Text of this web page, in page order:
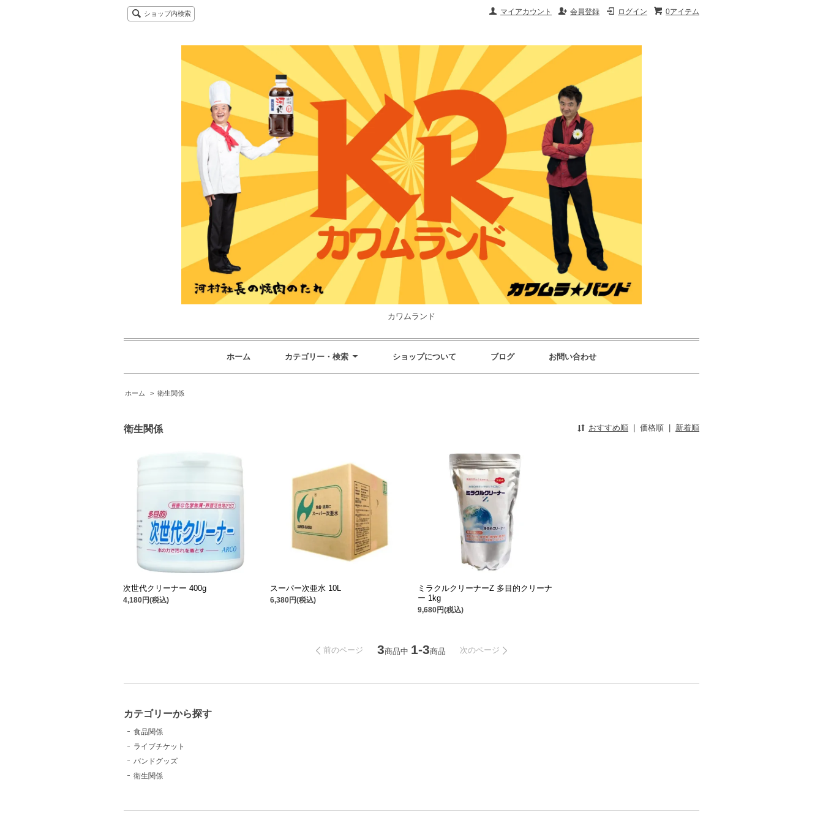
0アイテム
ログイン
会員登録
マイアカウント
ショップ内検索
カワムランド
ホーム カテゴリー・検索 ショップについて ブログ お問い合わせ
ホーム > 衛生関係
衛生関係 おすすめ順 | 価格順 | 新着順
次世代クリーナー 400g
4,180円(税込)
スーパー次亜水 10L
6,380円(税込)
ミラクルクリーナーZ 多目的クリーナ
ー 1kg
9,680円(税込)
前のページ 3商品中 1-3商品 次のページ
カテゴリーから探す
食品関係
ライブチケット
バンドグッズ
衛生関係